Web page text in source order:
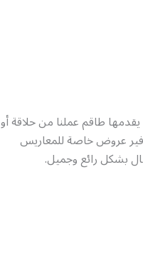
طاقم عملنا من حلاقة أو
عروض خاصة للمعاريس
بشكل رائع وجميل.